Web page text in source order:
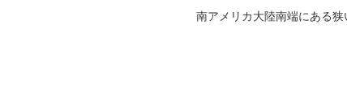
南アメリカ大陸南端にある